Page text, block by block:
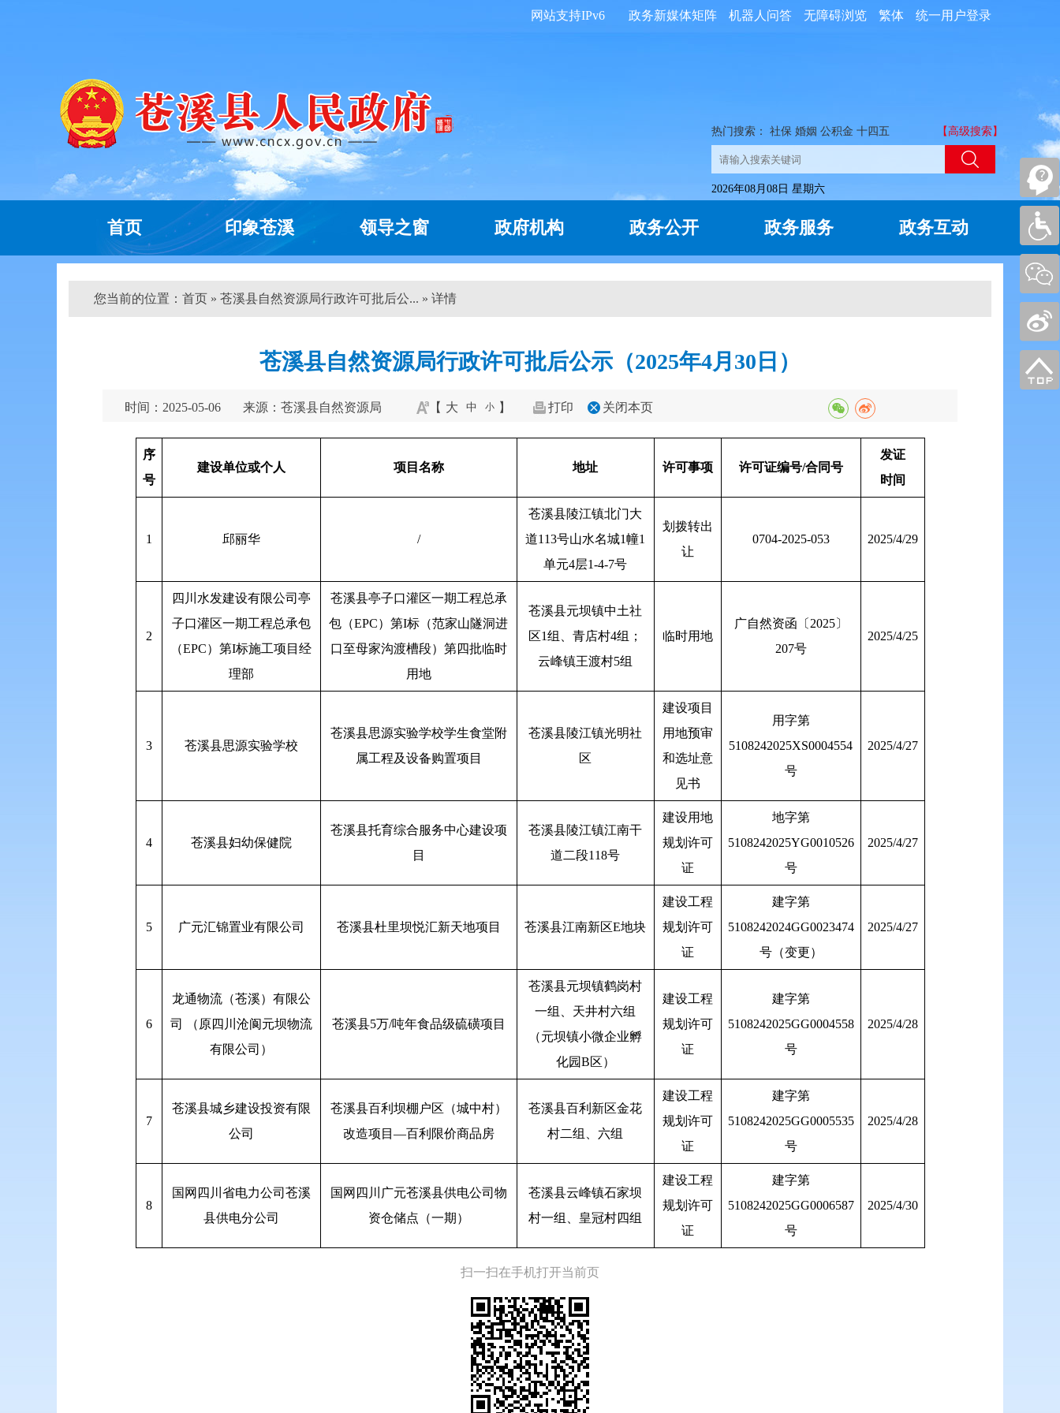
统一用户登录
繁体
无障碍浏览
机器人问答
政务新媒体矩阵
网站支持IPv6
热门搜索： 社保 婚姻 公积金 十四五 【高级搜索】
2026年08月08日 星期六
首页 印象苍溪 领导之窗 政府机构 政务公开 政务服务 政务互动
您当前的位置： 首页 » 苍溪县自然资源局行政许可批后公... » 详情
苍溪县自然资源局行政许可批后公示（2025年4月30日）
时间：2025-05-06 来源：苍溪县自然资源局 【 大 中 小 】 打印 关闭本页
序
号
建设单位或个人 项目名称 地址 许可事项 许可证编号/合同号
发证
时间
1 邱丽华 /
苍溪县陵江镇北门大
道113号山水名城1幢1
单元4层1-4-7号
划拨转出
让
0704-2025-053 2025/4/29
2
四川水发建设有限公司亭
子口灌区一期工程总承包
（EPC）第I标施工项目经
理部
苍溪县亭子口灌区一期工程总承
包（EPC）第I标（范家山隧洞进
口至母家沟渡槽段）第四批临时
用地
苍溪县元坝镇中土社
区1组、青店村4组；
云峰镇王渡村5组
临时用地
广自然资函〔2025〕
207号
2025/4/25
3 苍溪县思源实验学校
苍溪县思源实验学校学生食堂附
属工程及设备购置项目
苍溪县陵江镇光明社
区
建设项目
用地预审
和选址意
见书
用字第
5108242025XS0004554
号
2025/4/27
4 苍溪县妇幼保健院
苍溪县托育综合服务中心建设项
目
苍溪县陵江镇江南干
道二段118号
建设用地
规划许可
证
地字第
5108242025YG0010526
号
2025/4/27
5 广元汇锦置业有限公司 苍溪县杜里坝悦汇新天地项目 苍溪县江南新区E地块
建设工程
规划许可
证
建字第
5108242024GG0023474
号（变更）
2025/4/27
6
龙通物流（苍溪）有限公
司 （原四川沧阆元坝物流
有限公司）
苍溪县5万/吨年食品级硫磺项目
苍溪县元坝镇鹤岗村
一组、天井村六组
（元坝镇小微企业孵
化园B区）
建设工程
规划许可
证
建字第
5108242025GG0004558
号
2025/4/28
7
苍溪县城乡建设投资有限
公司
苍溪县百利坝棚户区（城中村）
改造项目—百利限价商品房
苍溪县百利新区金花
村二组、六组
建设工程
规划许可
证
建字第
5108242025GG0005535
号
2025/4/28
8
国网四川省电力公司苍溪
县供电分公司
国网四川广元苍溪县供电公司物
资仓储点（一期）
苍溪县云峰镇石家坝
村一组、皇冠村四组
建设工程
规划许可
证
建字第
5108242025GG0006587
号
2025/4/30
扫一扫在手机打开当前页